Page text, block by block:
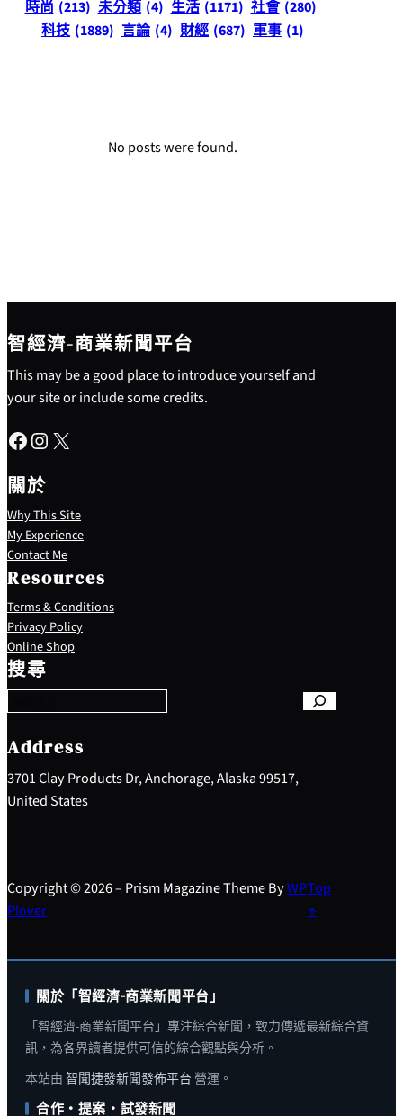
時尚 (213) 未分類 (4) 生活 (1171) 社會 (280)
科技 (1889) 言論 (4) 財經 (687) 軍事 (1)
No posts were found.
智經濟-商業新聞平台
This may be a good place to introduce yourself and
your site or include some credits.
Facebook Instagram X
關於
Why This Site
My Experience
Contact Me
Resources
Terms & Conditions
Privacy Policy
Online Shop
搜尋
S
e
a
c
h
Address
3701 Clay Products Dr, Anchorage, Alaska 99517,
United States
Copyright © 2026 – Prism Magazine Theme ByWP
Plover
Top
↑
關於「智經濟-商業新聞平台」
「智經濟-商業新聞平台」專注綜合新聞，致力傳遞最新綜合資
訊，為各界讀者提供可信的綜合觀點與分析。
本站由 智聞捷發新聞發佈平台 營運。
合作・提案・試發新聞